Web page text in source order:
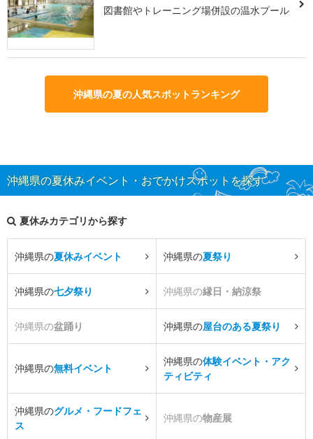
図書館やトレーニング場併設の温水プール
沖縄県の夏の人気スポットランキング
沖縄県の夏休みイベント・おでかけスポットを探す
夏休みカテゴリから探す
沖縄県の夏休みイベント 沖縄県の夏祭り
沖縄県の七夕祭り 沖縄県の縁日・納涼祭
沖縄県の盆踊り 沖縄県の屋台のある夏祭り
沖縄県の無料イベント
沖縄県の体験イベント・アク
ティビティ
沖縄県のグルメ・フードフェ
ス
沖縄県の物産展